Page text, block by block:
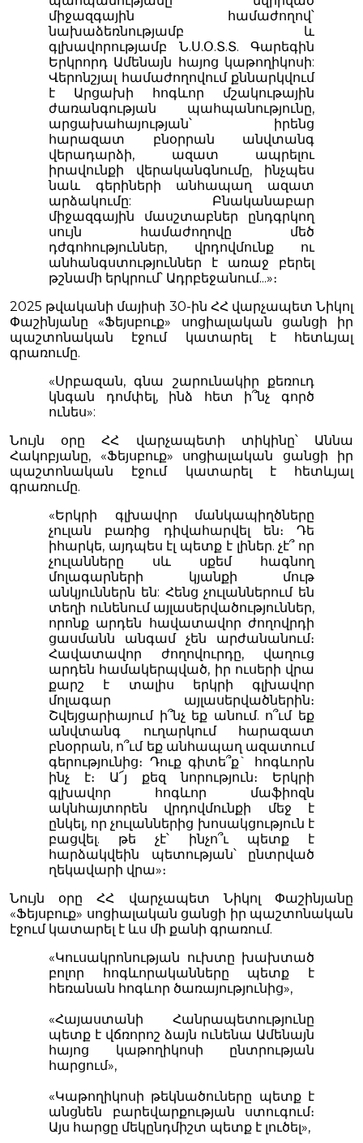
միջազգային համաժողով՝
նախաձեռնությամբ և
գլխավորությամբ Ն.Ս.Օ.Տ.Տ. Գարեգին
Երկրորդ Ամենայն հայոց կաթողիկոսի:
Վերոնշյալ համաժողովում քննարկվում
է Արցախի հոգևոր մշակութային
ժառանգության պահպանությունը,
արցախահայության՝ իրենց
հարազատ բնօրրան անվտանգ
վերադարձի, ազատ ապրելու
իրավունքի վերականգնումը, ինչպես
նաև գերիների անհապաղ ազատ
արձակումը: Բնականաբար
միջազգային մասշտաբներ ընդգրկող
սույն համաժողովը մեծ
դժգոհություններ, վրդովմունք ու
անհանգստություններ է առաջ բերել
թշնամի երկրում՝ Ադրբեջանում...»։
2025 թվականի մայիսի 30-ին ՀՀ վարչապետ Նիկոլ
Փաշինյանը «Ֆեյսբուք» սոցիալական ցանցի իր
պաշտոնական էջում կատարել է հետևյալ
գրառումը.
«Սրբազան, գնա շարունակիր քեռուդ
կնգան դոմփել, ինձ հետ ի՞նչ գործ
ունես»:
Նույն օրը ՀՀ վարչապետի տիկինը՝ Աննա
Հակոբյանը, «Ֆեյսբուք» սոցիալական ցանցի իր
պաշտոնական էջում կատարել է հետևյալ
գրառումը.
«Երկրի գլխավոր մանկապիղծները
չուլան բառից դիվահարվել են։ Դե
իհարկե, այդպես էլ պետք է լիներ. չէ՞ որ
չուլանները սև սքեմ հագնող
մոլագարների կյանքի մութ
անկյուններն են: Հենց չուլաններում են
տեղի ունենում այլասերվածություններ,
որոնք արդեն հավատավոր ժողովրդի
ցասմանն անգամ չեն արժանանում։
Հավատավոր ժողովուրդը, վաղուց
արդեն համակերպված, իր ուսերի վրա
քարշ է տալիս երկրի գլխավոր
մոլագար այլասերվածներին։
Շվեյցարիայում ի՞նչ եք անում. ո՞ւմ եք
անվտանգ ուղարկում հարազատ
բնօրրան, ո՞ւմ եք անհապաղ ազատում
գերությունից։ Դուք գիտե՞ք` հոգևորն
ինչ է։ Ա՜յ քեզ նորություն։ Երկրի
գլխավոր հոգևոր մաֆիոզն
ակնհայտորեն վրդովմունքի մեջ է
ընկել, որ չուլաններից խոսակցություն է
բացվել. թե չէ՝ ինչո՞ւ պետք է
հարձակվեին պետության՝ ընտրված
ղեկավարի վրա»։
Նույն օրը ՀՀ վարչապետ Նիկոլ Փաշինյանը
«Ֆեյսբուք» սոցիալական ցանցի իր պաշտոնական
էջում կատարել է ևս մի քանի գրառում.
«Կուսակրոնության ուխտը խախտած
բոլոր հոգևորականները պետք է
հեռանան հոգևոր ծառայությունից»,
«Հայաստանի Հանրապետությունը
պետք է վճռորոշ ձայն ունենա Ամենայն
հայոց կաթողիկոսի ընտրության
հարցում»,
«Կաթողիկոսի թեկնածուները պետք է
անցնեն բարեվարքության ստուգում։
Այս հարցը մեկընդմիշտ պետք է լուծել»,